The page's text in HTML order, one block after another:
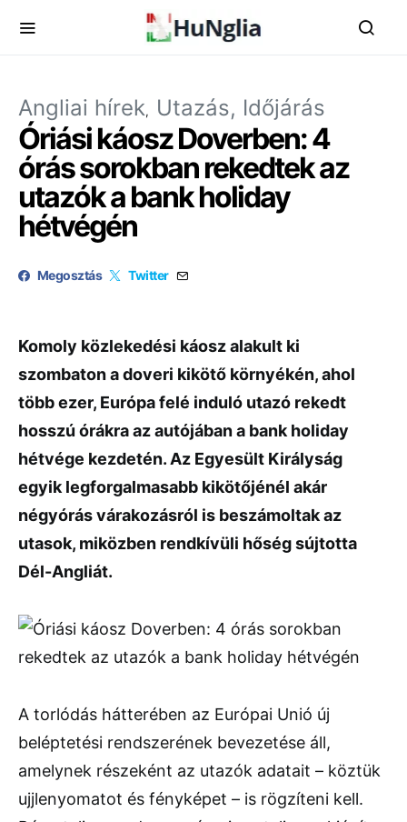
Angliai hírek Utazás, Időjárás
Óriási káosz Doverben: 4
órás sorokban rekedtek az
utazók a bank holiday
hétvégén
Megosztás Twitter
Komoly közlekedési káosz alakult ki
szombaton a doveri kikötő környékén, ahol
több ezer, Európa felé induló utazó rekedt
hosszú órákra az autójában a bank holiday
hétvége kezdetén. Az Egyesült Királyság
egyik legforgalmasabb kikötőjénél akár
négyórás várakozásról is beszámoltak az
utasok, miközben rendkívüli hőség sújtotta
Dél-Angliát.
A torlódás hátterében az Európai Unió új
beléptetési rendszerének bevezetése áll,
amelynek részeként az utazók adatait – köztük
ujjlenyomatot és fényképet – is rögzíteni kell.